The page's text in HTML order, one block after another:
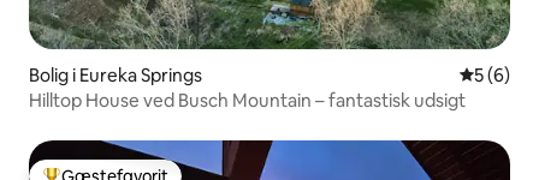
Bolig i Eureka Springs 5 ud af 5
5 (6)
Hilltop House ved Busch Mountain – fantastisk udsigt